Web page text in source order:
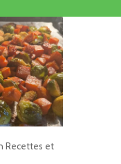
Recettes et